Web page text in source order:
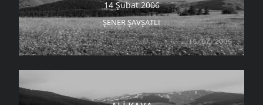
14 Şubat 2006
ŞENER ŞAVŞATLI